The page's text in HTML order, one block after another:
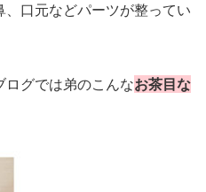
口元などパーツが整ってい
ログでは弟のこんなお茶目な